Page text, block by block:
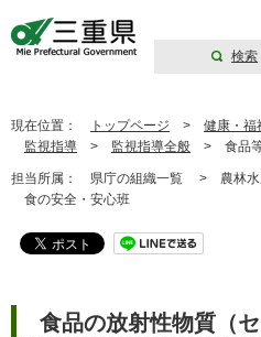
検索
現在位置： トップページ > 健康・福
監視指導 > 監視指導全般 > 食品
担当所属： 県庁の組織一覧 > 農林
食の安全・安心班
食品の放射性物質（